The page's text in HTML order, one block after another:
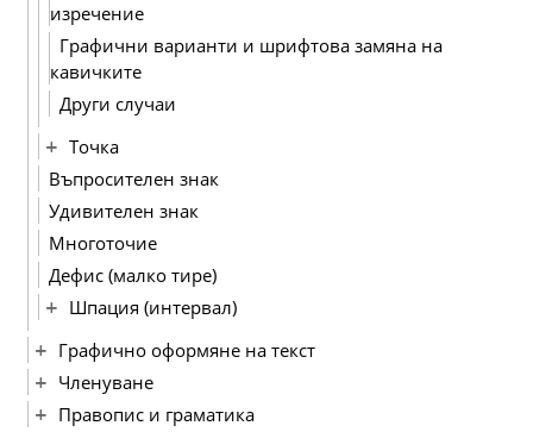
изречение
Графични варианти и шрифтова замяна на
кавичките
Други случаи
Точка
Въпросителен знак
Удивителен знак
Многоточие
Дефис (малко тире)
Шпация (интервал)
Графично оформяне на текст
Членуване
Правопис и граматика